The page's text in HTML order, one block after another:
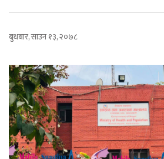
बुधबार, साउन १३, २०७८